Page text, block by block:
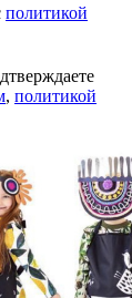
политикой
, политикой